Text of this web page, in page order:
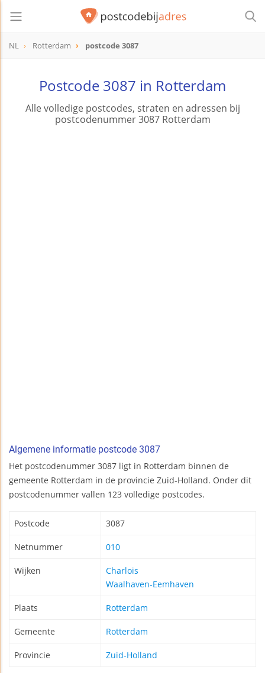
NL Rotterdam postcode 3087
Postcode 3087 in Rotterdam
Alle volledige postcodes, straten en adressen bij
postcodenummer 3087 Rotterdam
Algemene informatie postcode 3087
Het postcodenummer 3087 ligt in Rotterdam binnen de
gemeente Rotterdam in de provincie Zuid-Holland. Onder dit
postcodenummer vallen 123 volledige postcodes.
Postcode 3087
Netnummer 010
Wijken
Charlois
Waalhaven-Eemhaven
Plaats Rotterdam
Gemeente Rotterdam
Provincie Zuid-Holland